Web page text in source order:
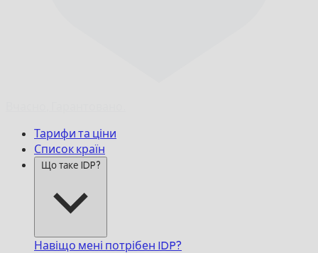
Тарифи та ціни
Список країн
Що таке IDP?
Навіщо мені потрібен IDP?